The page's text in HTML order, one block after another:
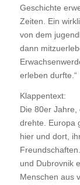
Geschichte
Zeiten. Ein
von dem
dann
erleben durfte.“
Klappentext:
Die 80er
drehte. Europa
hier und dort,
und Dubrovnik
Menschen aus